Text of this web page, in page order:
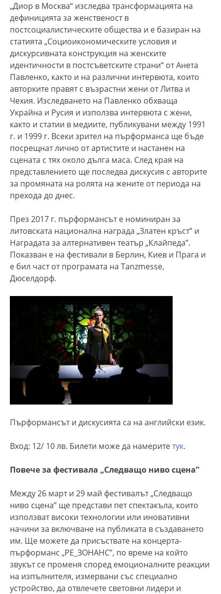
„Диор в Москва“ изследва трансформацията на
дефиницията за женственост в
постсоциалистическите общества и е базиран на
статията „Социоикономическите условия и
дискурсивната конструкция на женските
идентичности в постсъветските страни“ от Анета
Павленко, както и на различни интервюта, които
авторките правят с възрастни жени от Литва и
Чехия. Изследването на Павленко обхваща
Украйна и Русия и използва интервюта с жени,
както и статии в медиите, публикувани между 1991
г. и 1999 г. Всеки зрител на пърформанса ще бъде
посрещнат лично от артистите и настанен на
сцената с тях около дълга маса. След края на
представлението ще последва дискусия с авторите
за промяната на ролята на жените от периода на
прехода до днес.
През 2017 г. пърформансът е номиниран за
литовската национална награда „Златен кръст” и
Наградата за алтернативен театър „Клайпеда”.
Показван е на фестивали в Берлин, Киев и Прага и
е бил част от програмата на Tanzmesse,
Дюселдорф.
Пърформансът и дискусията са на английски език.
Вход: 12/ 10 лв. Билети може да намеритетук.
Повече за фестивала „Следващо ниво сцена”
Между 26 март и 29 май фестивалът „Следващо
ниво сцена” ще представи пет спектакъла, които
използват високи технологии или иновативни
начини за включване на публиката в създаването
им. Ще можете да присъствате на концерта-
пърформанс „РЕ_ЗОНАНС”, по време на който
звукът се променя според емоционалните реакции
на изпълнителя, измервани със специално
устройство, да отвлечете световни лидери и